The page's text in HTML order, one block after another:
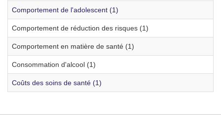
Comportement de l'adolescent (1)
Comportement de réduction des risques (1)
Comportement en matière de santé (1)
Consommation d'alcool (1)
Coûts des soins de santé (1)